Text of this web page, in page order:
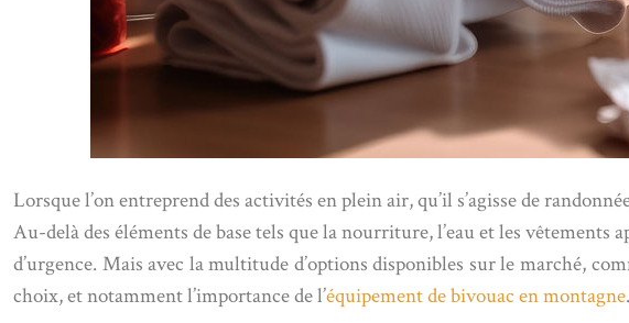
Lorsque l’on entreprend des activités en plein air, qu’il s’agisse de
Au-delà des éléments de base tels que la nourriture, l’eau et les
d’urgence. Mais avec la multitude d’options disponibles sur le marché,
choix, et notamment l’importance de l’équipement de bivouac en montagne.